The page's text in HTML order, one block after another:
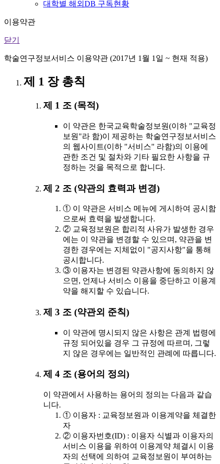
대학별 해외DB 구독현황
이용약관
닫기
학술연구정보서비스 이용약관 (2017년 1월 1일 ~ 현재 적용)
제 1 장 총칙
제 1 조 (목적)
이 약관은 한국교육학술정보원(이하 "교육정
보원"라 함)이 제공하는 학술연구정보서비스
의 웹사이트(이하 "서비스" 라함)의 이용에
관한 조건 및 절차와 기타 필요한 사항을 규
정하는 것을 목적으로 합니다.
제 2 조 (약관의 효력과 변경)
① 이 약관은 서비스 메뉴에 게시하여 공시함
으로써 효력을 발생합니다.
② 교육정보원은 합리적 사유가 발생한 경우
에는 이 약관을 변경할 수 있으며, 약관을 변
경한 경우에는 지체없이 "공지사항"을 통해
공시합니다.
③ 이용자는 변경된 약관사항에 동의하지 않
으면, 언제나 서비스 이용을 중단하고 이용계
약을 해지할 수 있습니다.
제 3 조 (약관외 준칙)
이 약관에 명시되지 않은 사항은 관계 법령에
규정 되어있을 경우 그 규정에 따르며, 그렇
지 않은 경우에는 일반적인 관례에 따릅니다.
제 4 조 (용어의 정의)
이 약관에서 사용하는 용어의 정의는 다음과 같습
니다.
① 이용자 : 교육정보원과 이용계약을 체결한
자
② 이용자번호(ID) : 이용자 식별과 이용자의
서비스 이용을 위하여 이용계약 체결시 이용
자의 선택에 의하여 교육정보원이 부여하는